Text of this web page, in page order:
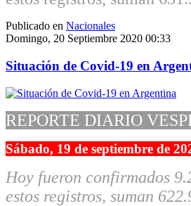
Publicado en Nacionales
Domingo, 20 Septiembre 2020 00:33
Situación de Covid-19 en
REPORTE DIARIO
Sábado, 19 de septiembre de
Hoy fueron confirmados
estos registros, suman